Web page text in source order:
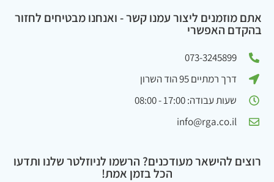
אתם מוזמנים ליצור עמנו קשר - ואנחנו מבטיחים לחזור
בהקדם האפשרי
073-3245899
דרך רמתיים 95 הוד השרון
שעות עבודה: 17:00 - 08:00
info@rga.co.il
רוצים להישאר מעודכנים? הרשמו לניוזלטר שלנו ותדעו
הכל בזמן אמת!